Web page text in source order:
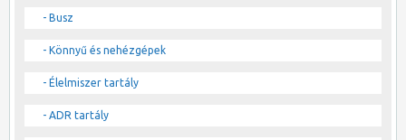
- Busz
- Könnyű és nehézgépek
- Élelmiszer tartály
- ADR tartály